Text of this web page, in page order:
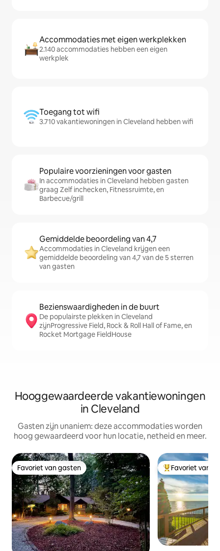
Accommodaties met eigen werkplekken
2.140 accommodaties hebben een eigen
werkplek
Toegang tot wifi
3.710 vakantiewoningen in Cleveland hebben wifi
Populaire voorzieningen voor gasten
In accommodaties in Cleveland hebben gasten
graag Zelf inchecken, Fitnessruimte, en
Barbecue/grill
Gemiddelde beoordeling van 4,7
Accommodaties in Cleveland krijgen een
gemiddelde beoordeling van 4,7 van de 5 sterren
van gasten
Bezienswaardigheden in de buurt
De populairste plekken in Cleveland
zijnProgressive Field, Rock & Roll Hall of Fame, en
Rocket Mortgage FieldHouse
Hooggewaardeerde vakantiewoningen
in Cleveland
Gasten zijn unaniem: deze accommodaties worden
hoog gewaardeerd voor hun locatie, netheid en meer.
Favoriet van gasten
Favoriet van gasten Topfavoriet van
Favoriet van